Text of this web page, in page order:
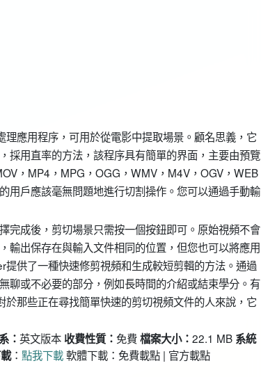
應用程序，可用於從電影中提取場景。顧名思義，它
採用直率的方法，該程序具有簡單的界面，主要由預覽
，MP4，MPG，OGG，WMV，M4V，OGV，WEB
用戶應該毫無問題地進行切割操作。您可以通過手動輸
完成後，剪切場景只需按一個按鈕即可。原始視頻不會
輸出保存在與輸入文件相同的位置，但您也可以將應用
供了一種快速修剪視頻和生成較短剪輯的方法。通過
聊或不必要的部分，例如長時間的介紹或結束學分。有
那些正在尋找簡單快速的剪切視頻文件的人來說，它
： 英文版本 收費性質： 免費檔案大小： 22.1 MB 系統
： 點我下載軟體下載：免費載點 | 官方載點